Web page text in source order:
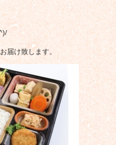
届け致します。